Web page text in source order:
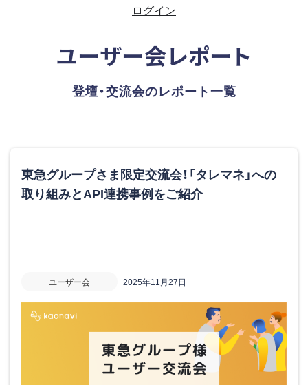
ログイン
ユーザー会レポート
登壇・交流会のレポート一覧
東急グループさま限定交流会！「タレマネ」への
取り組みとAPI連携事例をご紹介
ユーザー会 2025年11月27日